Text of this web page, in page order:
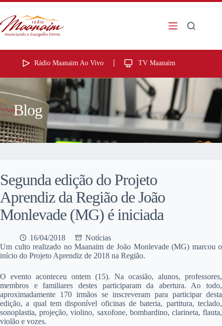
Rádio Maanaim Ao Vivo TV Maanaim
Blog
Segunda edição do Projeto
Aprendiz da Região de João
Monlevade (MG) é iniciada
16/04/2018
Notícias
Um culto realizado no Maanaim de João Monlevade (MG) marcou o
início do Projeto Aprendiz de 2018 na Região.
O evento aconteceu ontem (15). Na ocasião, alunos, professores,
membros e familiares destes participaram da abertura. Ao todo,
aproximadamente 170 irmãos se inscreveram para participar desta
edição, a qual tem disponível oficinas de bateria, partitura, teclado,
sonoplastia, projeção, violino, saxofone, bombardino, clarineta, flauta,
violão e vozes.